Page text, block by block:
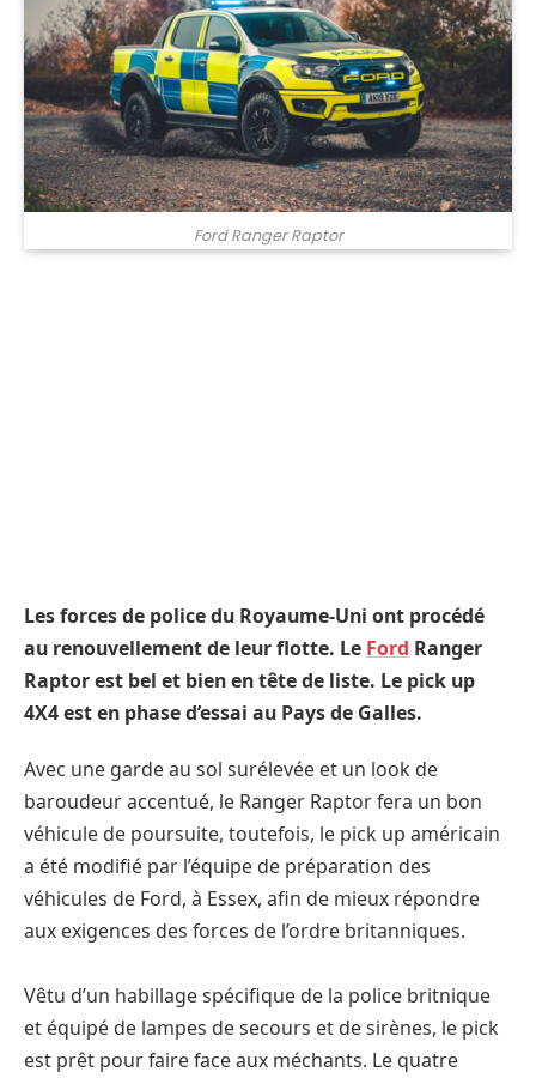
Ford Ranger Raptor
Les forces de police du Royaume-Uni ont procédé
au renouvellement de leur flotte. Le Ford Ranger
Raptor est bel et bien en tête de liste. Le pick up
4X4 est en phase d’essai au Pays de Galles.
Avec une garde au sol surélevée et un look de
baroudeur accentué, le Ranger Raptor fera un bon
véhicule de poursuite, toutefois, le pick up américain
a été modifié par l’équipe de préparation des
véhicules de Ford, à Essex, afin de mieux répondre
aux exigences des forces de l’ordre britanniques.
Vêtu d’un habillage spécifique de la police britnique
et équipé de lampes de secours et de sirènes, le pick
est prêt pour faire face aux méchants. Le quatre